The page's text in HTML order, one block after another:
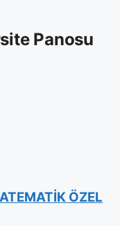
Panosu
ÖZEL